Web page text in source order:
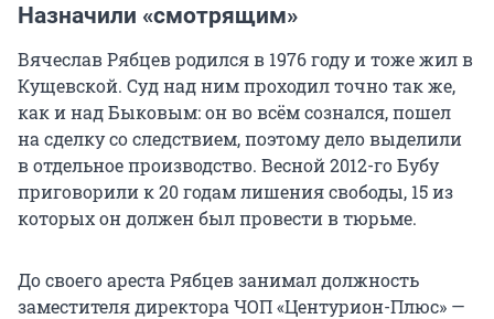
Назначили «смотрящим»
Вячеслав Рябцев родился в 1976 году и тоже жил в
Кущевской. Суд над ним проходил точно так же,
как и над Быковым: он во всём сознался, пошел
на сделку со следствием, поэтому дело выделили
в отдельное производство. Весной 2012-го Бубу
приговорили к 20 годам лишения свободы, 15 из
которых он должен был провести в тюрьме.
До своего ареста Рябцев занимал должность
заместителя директора ЧОП «Центурион-Плюс» —